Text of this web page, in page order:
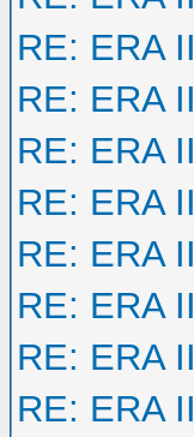
RE: ERA II
RE: ERA II
RE: ERA II
RE: ERA II
RE: ERA II
RE: ERA II
RE: ERA II
RE: ERA II